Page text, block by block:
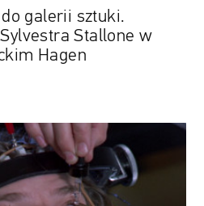
galerii sztuki.
Stallone w
Hagen